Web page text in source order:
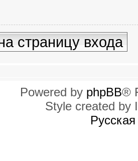
страницу входа
Powered by phpBB®
Style created by